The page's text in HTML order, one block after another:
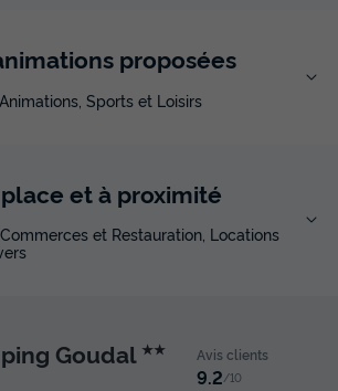
proposées
Sports et Loisirs
et à proximité
et Restauration, Locations
Goudal ★★ Avis clients
9.2/10